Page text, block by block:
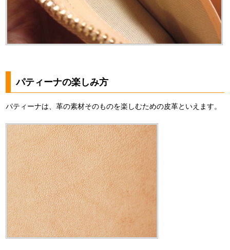
パティーナの楽しみ方
パティーナは、革の素材そのものを楽しむための皮革といえます。